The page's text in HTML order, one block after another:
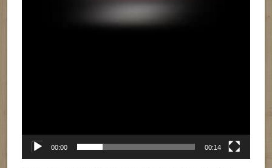
00:00 00:14